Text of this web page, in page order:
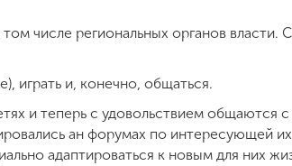
числе региональных органов власти.
играть и, конечно, общаться.
и теперь с удовольствием общаются
ан форумах по интересующей
адаптироваться к новым для них